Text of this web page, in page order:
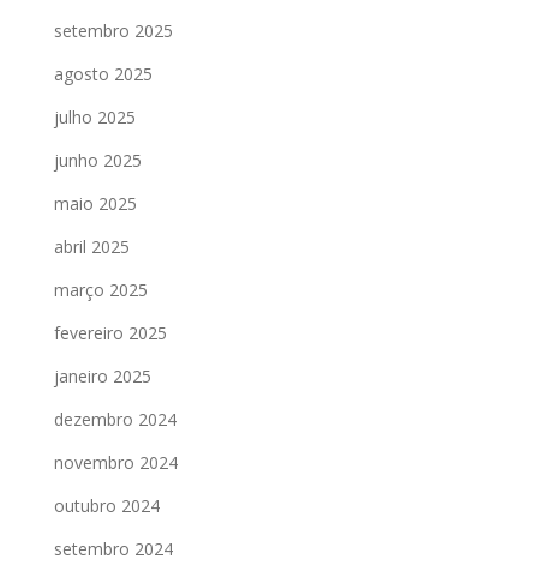
setembro 2025
agosto 2025
julho 2025
junho 2025
maio 2025
abril 2025
março 2025
fevereiro 2025
janeiro 2025
dezembro 2024
novembro 2024
outubro 2024
setembro 2024